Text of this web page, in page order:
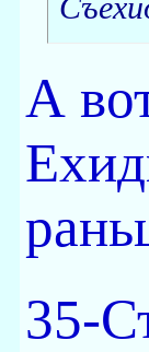
А
35-